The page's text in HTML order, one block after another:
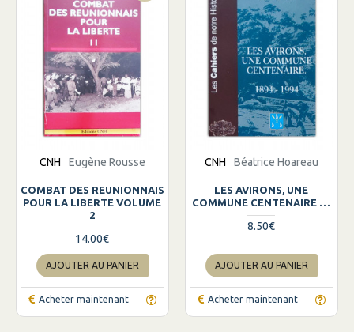
CNH Eugène Rousse
COMBAT DES REUNIONNAIS
POUR LA LIBERTE VOLUME
2
14.00€
AJOUTER AU PANIER
Acheter maintenant
CNH Béatrice Hoareau
LES AVIRONS, UNE
COMMUNE CENTENAIRE …
8.50€
AJOUTER AU PANIER
Acheter maintenant